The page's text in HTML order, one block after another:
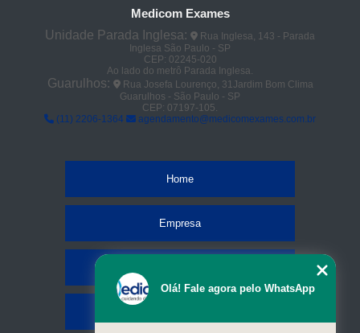
Medicom Exames
Unidade Parada Inglesa:
Rua Inglesa, 143 - Parada
Inglesa São Paulo - SP
CEP: 02245-020
Ao lado do metrô Parada Inglesa.
Guarulhos:
Rua Josefa Lourenço, 31Jardim Bom Clima
Guarulhos - São Paulo - SP
CEP: 07197-105.
(11) 2206-1364
agendamento@medicomexames.com.br
Home
Empresa
Olá! Fale agora pelo WhatsApp